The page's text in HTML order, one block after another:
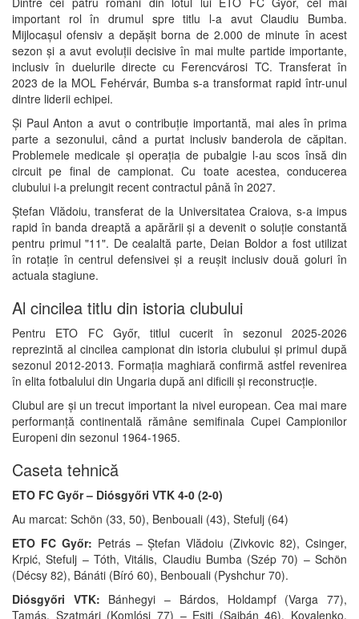
important rol în drumul spre titlu l-a avut Claudiu Bumba.
Mijlocașul ofensiv a depășit borna de 2.000 de minute în acest
sezon și a avut evoluții decisive în mai multe partide importante,
inclusiv în duelurile directe cu Ferencvárosi TC. Transferat în
2023 de la MOL Fehérvár, Bumba s-a transformat rapid într-unul
dintre liderii echipei.
Și Paul Anton a avut o contribuție importantă, mai ales în prima
parte a sezonului, când a purtat inclusiv banderola de căpitan.
Problemele medicale și operația de pubalgie l-au scos însă din
circuit pe final de campionat. Cu toate acestea, conducerea
clubului i-a prelungit recent contractul până în 2027.
Ștefan Vlădoiu, transferat de la Universitatea Craiova, s-a impus
rapid în banda dreaptă a apărării și a devenit o soluție constantă
pentru primul "11". De cealaltă parte, Deian Boldor a fost utilizat
în rotație în centrul defensivei și a reușit inclusiv două goluri în
actuala stagiune.
Al cincilea titlu din istoria clubului
Pentru ETO FC Győr, titlul cucerit în sezonul 2025-2026
reprezintă al cincilea campionat din istoria clubului și primul după
sezonul 2012-2013. Formația maghiară confirmă astfel revenirea
în elita fotbalului din Ungaria după ani dificili și reconstrucție.
Clubul are și un trecut important la nivel european. Cea mai mare
performanță continentală rămâne semifinala Cupei Campionilor
Europeni din sezonul 1964-1965.
Caseta tehnică
ETO FC Győr – Diósgyőri VTK 4-0 (2-0)
Au marcat: Schön (33, 50), Benbouali (43), Stefulj (64)
ETO FC Győr: Petrás – Ștefan Vlădoiu (Zivkovic 82), Csinger,
Krpić, Stefulj – Tóth, Vitális, Claudiu Bumba (Szép 70) – Schön
(Décsy 82), Bánáti (Bíró 60), Benbouali (Pyshchur 70).
Diósgyőri VTK: Bánhegyi – Bárdos, Holdampf (Varga 77),
Tamás, Szatmári (Komlósi 77) – Esiti (Sajbán 46), Kovalenko,